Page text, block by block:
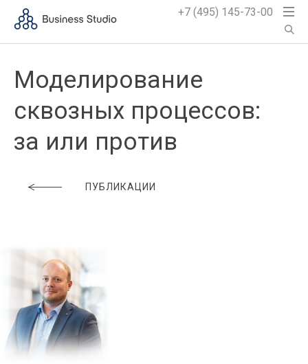
+7 (495) 145-73-00
Моделирование
сквозных процессов:
за или против
ПУБЛИКАЦИИ